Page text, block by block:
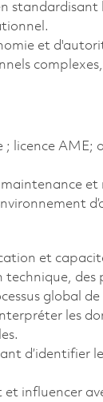
et
licence AME;
maintenance
et
global
les
d’identifier
influencer